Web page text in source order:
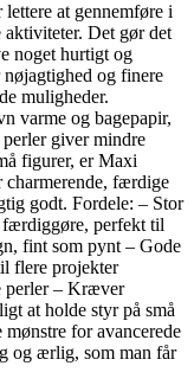
at gennemføre i
aktiviteter. Det gør det
noget hurtigt og
og finere
muligheder.
varme og bagepapir,
giver mindre
figurer, er Maxi
charmerende, færdige
godt. Fordele: – Stor
perfekt til
fint som pynt – Gode
flere projekter
perler – Kræver
at holde styr på små
for avancerede
og ærlig, som man får